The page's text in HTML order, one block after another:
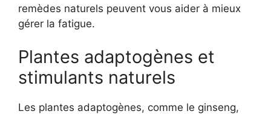
remèdes naturels peuvent vous aider à mieux
gérer la fatigue.
Plantes adaptogènes et
stimulants naturels
Les plantes adaptogènes, comme le ginseng,